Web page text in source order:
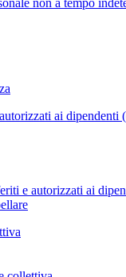
ai dipendenti
e autorizzati ai